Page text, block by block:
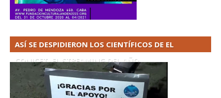
ASÍ SE DESPIDIERON LOS CIENTÍFICOS DE EL
CONICET. EL STREAMING DEL AÑO